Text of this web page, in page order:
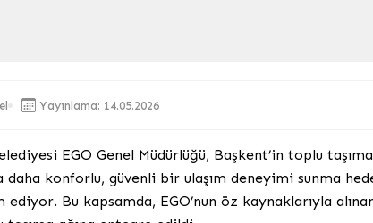
Yayınlama: 14.05.2026
EGO Genel Müdürlüğü, Başkent’in toplu
konforlu, güvenli bir ulaşım deneyimi sunma
Bu kapsamda, EGO’nun öz kaynaklarıyla